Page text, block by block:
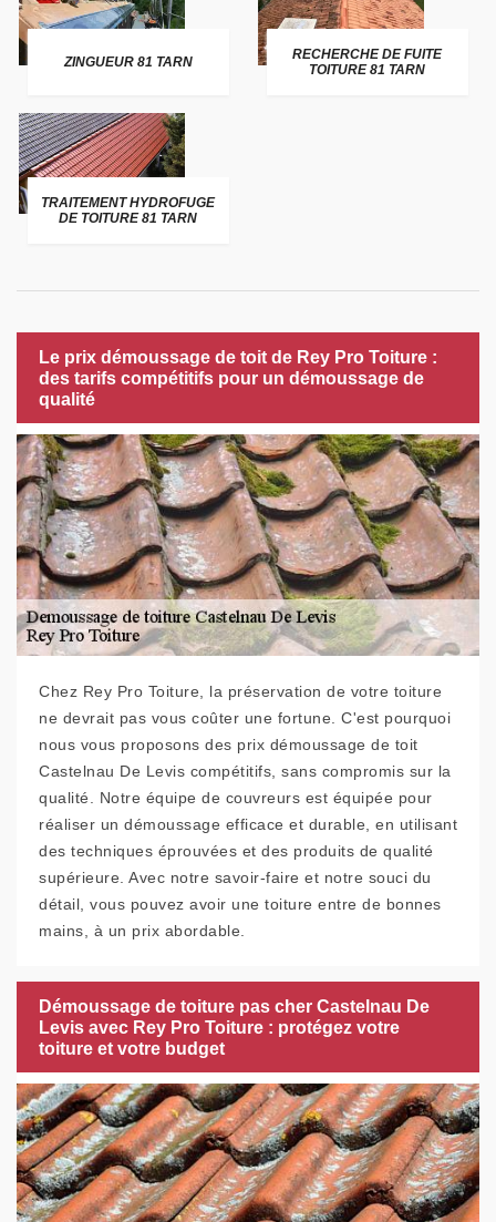
ZINGUEUR 81 TARN
RECHERCHE DE FUITE
TOITURE 81 TARN
TRAITEMENT HYDROFUGE
DE TOITURE 81 TARN
Le prix démoussage de toit de Rey Pro Toiture :
des tarifs compétitifs pour un démoussage de
qualité
Chez Rey Pro Toiture, la préservation de votre toiture
ne devrait pas vous coûter une fortune. C'est pourquoi
nous vous proposons des prix démoussage de toit
Castelnau De Levis compétitifs, sans compromis sur la
qualité. Notre équipe de couvreurs est équipée pour
réaliser un démoussage efficace et durable, en utilisant
des techniques éprouvées et des produits de qualité
supérieure. Avec notre savoir-faire et notre souci du
détail, vous pouvez avoir une toiture entre de bonnes
mains, à un prix abordable.
Démoussage de toiture pas cher Castelnau De
Levis avec Rey Pro Toiture : protégez votre
toiture et votre budget